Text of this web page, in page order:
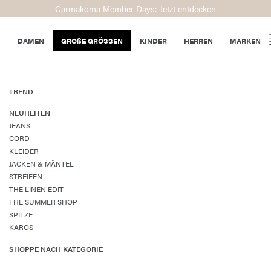
Carmakoma Member Days: Jetzt entdecken
DAMEN GROßE GRÖSSEN KINDER HERREN MARKEN
TREND
NEUHEITEN
JEANS
CORD
KLEIDER
JACKEN & MÄNTEL
STREIFEN
THE LINEN EDIT
THE SUMMER SHOP
SPITZE
KAROS
SHOPPE NACH KATEGORIE